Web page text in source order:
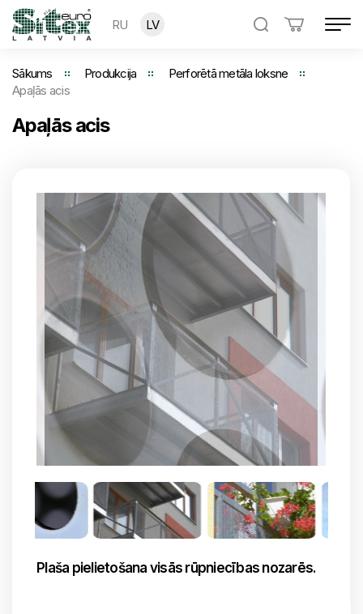
RU LV
Sākums Produkcija
Perforētā metāla loksne
Apaļās acis
Apaļās acis
Plaša pielietošana visās rūpniecības nozarēs.